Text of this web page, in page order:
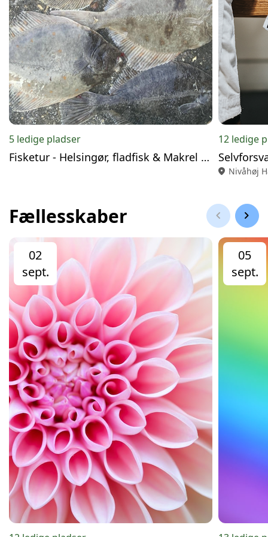
5 ledige pladser
Fisketur - Helsingør, fladfisk & Makrel 3/10
12 ledige
location_on Nivåhøj
Fællesskaber chevron_left chevron_right
02
sept.
05
sept.